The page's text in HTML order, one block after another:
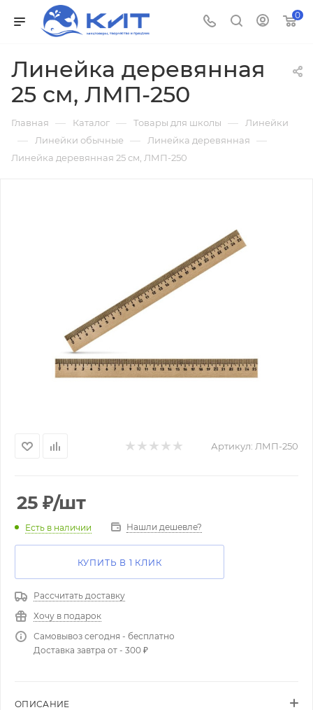
0
Линейка деревянная
25 см, ЛМП-250
Главная — Каталог — Товары для школы — Линейки
— Линейки обычные — Линейка деревянная —
Линейка деревянная 25 см, ЛМП-250
Артикул: ЛМП-250
25 ₽/шт
Есть в наличии Нашли дешевле?
КУПИТЬ В 1 КЛИК
Рассчитать доставку
Хочу в подарок
Самовывоз сегодня - бесплатно
Доставка завтра от - 300 ₽
ОПИСАНИЕ